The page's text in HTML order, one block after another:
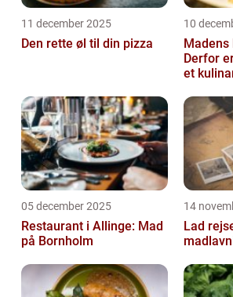
11 december 2025
Den rette øl til din pizza
10
Madens
Derfor
et
05 december 2025
Restaurant i Allinge: Mad
på Bornholm
14
Lad